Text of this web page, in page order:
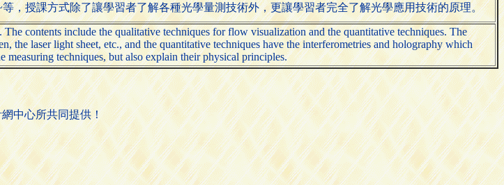
等，授課方式除了讓學習者了解各種光學量測技術外，更讓學習者完全了解光學應用技術的原理。
contents include the qualitative techniques for flow visualization and the quantitative techniques. The
the laser light sheet, etc., and the quantitative techniques have the interferometries and holography which
techniques, but also explain their physical principles.
中心所共同提供！